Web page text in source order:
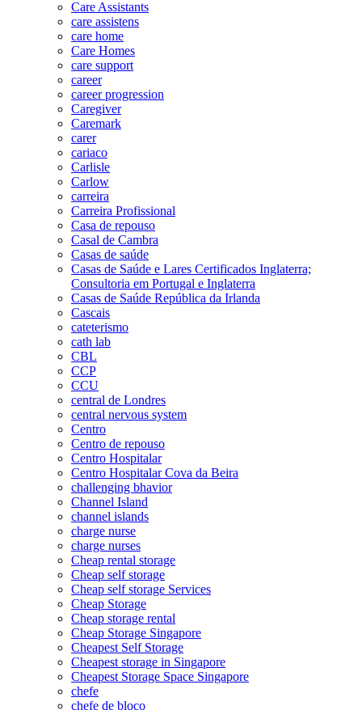
Care Assistants
care assistens
care home
Care Homes
care support
career
career progression
Caregiver
Caremark
carer
cariaco
Carlisle
Carlow
carreira
Carreira Profissional
Casa de repouso
Casal de Cambra
Casas de saúde
Casas de Saúde e Lares Certificados Inglaterra;
Consultoria em Portugal e Inglaterra
Casas de Saúde República da Irlanda
Cascais
cateterismo
cath lab
CBL
CCP
CCU
central de Londres
central nervous system
Centro
Centro de repouso
Centro Hospitalar
Centro Hospitalar Cova da Beira
challenging bhavior
Channel Island
channel islands
charge nurse
charge nurses
Cheap rental storage
Cheap self storage
Cheap self storage Services
Cheap Storage
Cheap storage rental
Cheap Storage Singapore
Cheapest Self Storage
Cheapest storage in Singapore
Cheapest Storage Space Singapore
chefe
chefe de bloco